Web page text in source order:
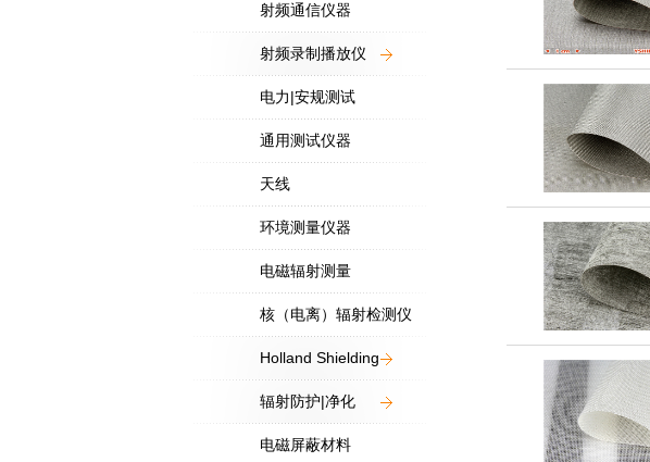
射频通信仪器
射频录制播放仪
电力|安规测试
通用测试仪器
天线
环境测量仪器
电磁辐射测量
核（电离）辐射检测仪
Holland Shielding
辐射防护|净化
电磁屏蔽材料